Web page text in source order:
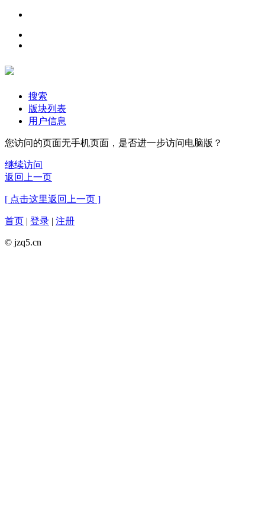
搜索
版块列表
用户信息
您访问的页面无手机页面，是否进一步访问电脑版？
继续访问
返回上一页
[ 点击这里返回上一页 ]
首页 | 登录 | 注册
© jzq5.cn